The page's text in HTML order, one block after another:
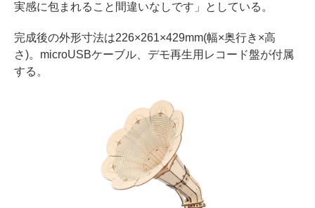
実感に包まれること間違いなしです」としている。
完成後の外形寸法は226×261×429mm(幅×奥行き×高
さ)。microUSBケーブル、デモ再生用レコード盤が付属
する。